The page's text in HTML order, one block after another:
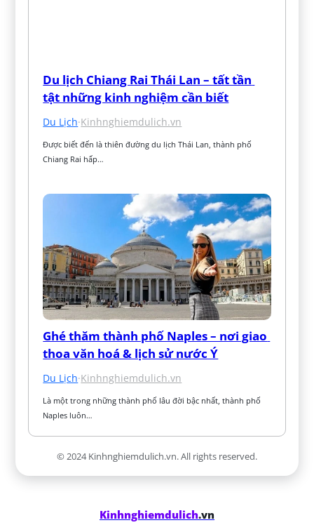
Du lịch Chiang Rai Thái Lan – tất tần
tật những kinh nghiệm cần biết
Du Lịch·Kinhnghiemdulich.vn
Được biết đến là thiên đường du lịch Thái Lan, thành phố
Chiang Rai hấp…
Ghé thăm thành phố Naples – nơi giao
thoa văn hoá & lịch sử nước Ý
Du Lịch·Kinhnghiemdulich.vn
Là một trong những thành phố lâu đời bậc nhất, thành phố
Naples luôn…
© 2024 Kinhnghiemdulich.vn. All rights reserved.
Kinhnghiemdulich.vn